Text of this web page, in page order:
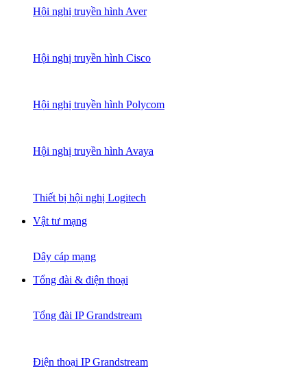
Hội nghị truyền hình Aver
Hội nghị truyền hình Cisco
Hội nghị truyền hình Polycom
Hội nghị truyền hình Avaya
Thiết bị hội nghị Logitech
Vật tư mạng
Dây cáp mạng
Tổng đài & điện thoại
Tổng đài IP Grandstream
Điện thoại IP Grandstream